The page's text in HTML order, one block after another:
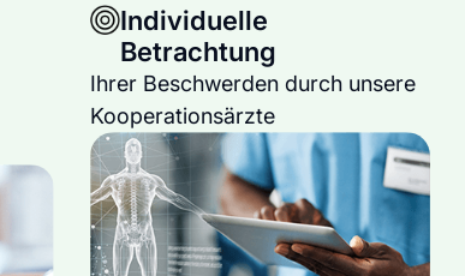
Individuelle
Betrachtung
Ihrer Beschwerden durch unsere
Kooperationsärzte